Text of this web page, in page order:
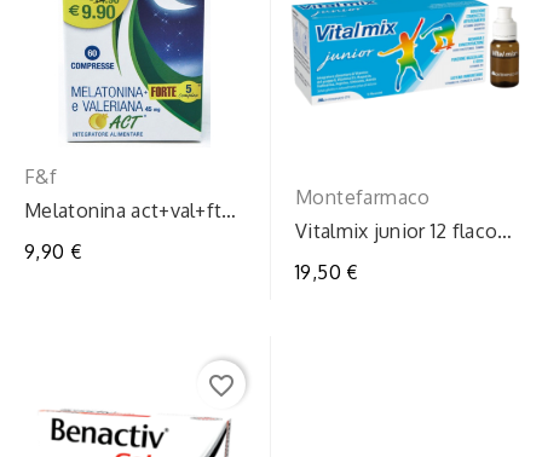
F&f
Melatonina act+val+ft5c
9,90 €
Montefarmaco
Vitalmix junior 12 flaconi
19,50 €
favorite_border